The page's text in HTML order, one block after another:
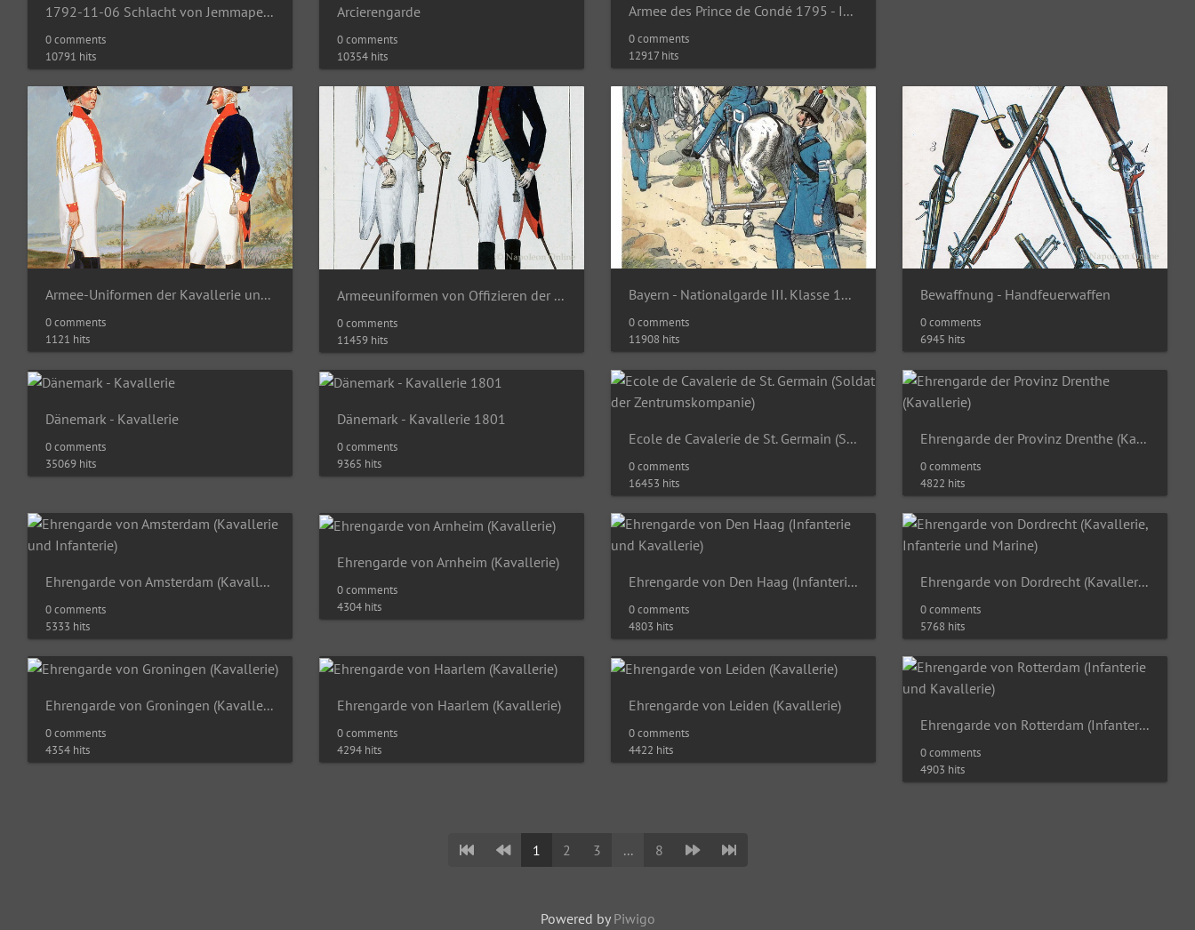
1792-11-06 Schlacht von Jemmapes (Armée du Nord)
0 comments
10791 hits
Arcierengarde
0 comments
10354 hits
Armee des Prince de Condé 1795 - Infanterie und Kavallerie
0 comments
12917 hits
Armee-Uniformen der Kavallerie und Infanterie
0 comments
1121 hits
Armeeuniformen von Offizieren der Kavallerie und Infanterie
0 comments
11459 hits
Bayern - Nationalgarde III. Klasse 1814
0 comments
11908 hits
Bewaffnung - Handfeuerwaffen
0 comments
6945 hits
Dänemark - Kavallerie
0 comments
35069 hits
Dänemark - Kavallerie 1801
0 comments
9365 hits
Ecole de Cavalerie de St. Germain (Soldat der Zentrumskompanie)
0 comments
16453 hits
Ehrengarde der Provinz Drenthe (Kavallerie)
0 comments
4822 hits
Ehrengarde von Amsterdam (Kavallerie und Infanterie)
0 comments
5333 hits
Ehrengarde von Arnheim (Kavallerie)
0 comments
4304 hits
Ehrengarde von Den Haag (Infanterie und Kavallerie)
0 comments
4803 hits
Ehrengarde von Dordrecht (Kavallerie, Infanterie und Marine)
0 comments
5768 hits
Ehrengarde von Groningen (Kavallerie)
0 comments
4354 hits
Ehrengarde von Haarlem (Kavallerie)
0 comments
4294 hits
Ehrengarde von Leiden (Kavallerie)
0 comments
4422 hits
Ehrengarde von Rotterdam (Infanterie und Kavallerie)
0 comments
4903 hits
1 2 3 ... 8
Powered by Piwigo